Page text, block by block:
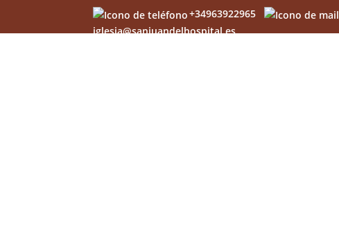
+34963922965
iglesia@sanjuandelhospital.es